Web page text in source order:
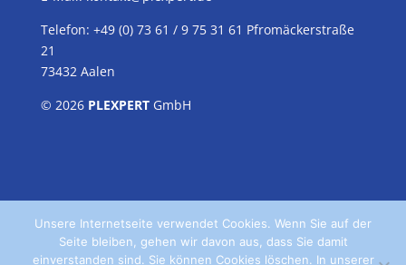
Telefon: +49 (0) 73 61 / 9 75 31 61 Pfromäckerstraße
21
73432 Aalen
© 2026 PLEXPERTGmbH
Unsere Internetseite verwendet Cookies. Wenn Sie auf der
Seite bleiben, gehen wir davon aus, dass Sie damit
einverstanden sind. Sie können Cookies löschen. In unserer